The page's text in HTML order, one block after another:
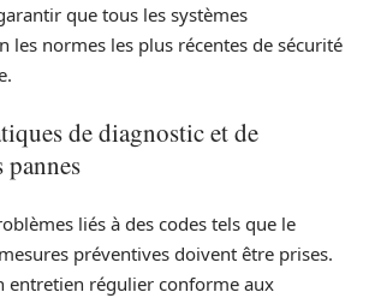
que tous les systèmes
les normes les plus récentes de sécurité
de diagnostic et de
liés à des codes tels que le
préventives doivent être prises.
entretien régulier conforme aux